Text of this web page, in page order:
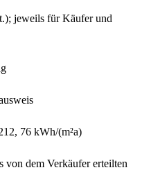
jeweils für Käufer und
76 kWh/(m²a)
von dem Verkäufer erteilten